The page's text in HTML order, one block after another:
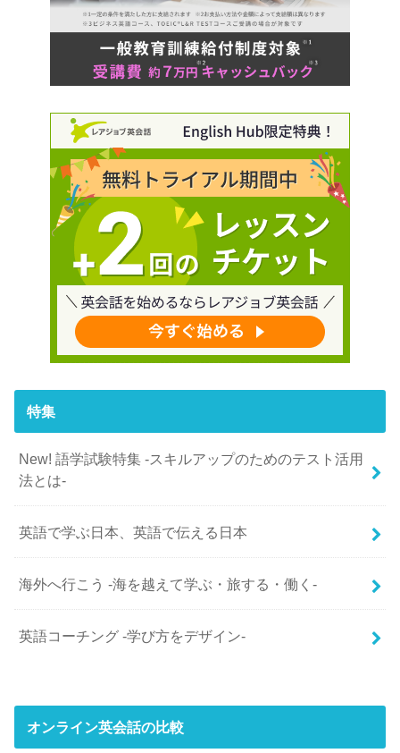
特集
New! 語学試験特集 -スキルアップのためのテスト活用
法とは-
英語で学ぶ日本、英語で伝える日本
海外へ行こう -海を越えて学ぶ・旅する・働く-
英語コーチング -学び方をデザイン-
オンライン英会話の比較